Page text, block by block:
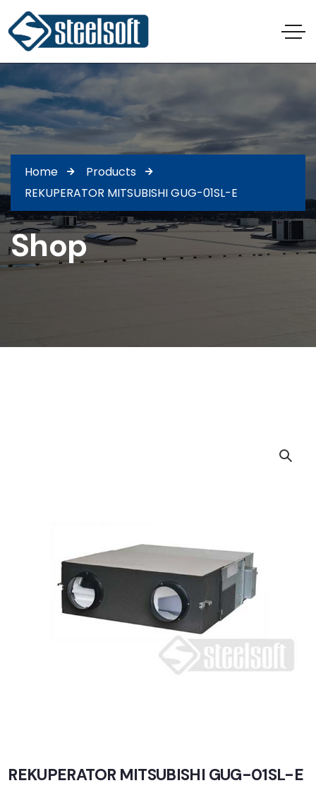
Home
Products
REKUPERATOR MITSUBISHI GUG-01SL-E
Shop
REKUPERATOR MITSUBISHI GUG-01SL-E